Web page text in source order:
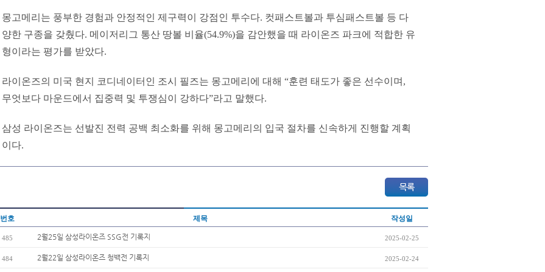
몽고메리는 풍부한 경험과 안정적인 제구력이 강점인 투수다. 컷패스트볼과 투심패스트볼 등 다
양한 구종을 갖췄다. 메이저리그 통산 땅볼 비율(54.9%)을 감안했을 때 라이온즈 파크에 적합한 유
형이라는 평가를 받았다.
라이온즈의 미국 현지 코디네이터인 조시 필즈는 몽고메리에 대해 “훈련 태도가 좋은 선수이며,
무엇보다 마운드에서 집중력 및 투쟁심이 강하다”라고 말했다.
삼성 라이온즈는 선발진 전력 공백 최소화를 위해 몽고메리의 입국 절차를 신속하게 진행할 계획
이다.
번호 제목 작성일
485 2월25일 삼성라이온즈 SSG전 기록지 2025-02-25
484 2월22일 삼성라이온즈 청백전 기록지 2025-02-24